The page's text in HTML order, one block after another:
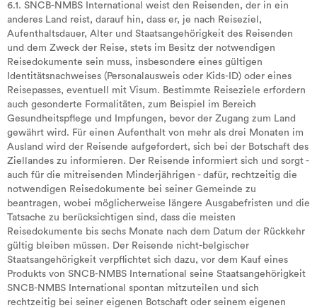
6.1. SNCB-NMBS International weist den Reisenden, der in ein
anderes Land reist, darauf hin, dass er, je nach Reiseziel,
Aufenthaltsdauer, Alter und Staatsangehörigkeit des Reisenden
und dem Zweck der Reise, stets im Besitz der notwendigen
Reisedokumente sein muss, insbesondere eines gültigen
Identitätsnachweises (Personalausweis oder Kids-ID) oder eines
Reisepasses, eventuell mit Visum. Bestimmte Reiseziele erfordern
auch gesonderte Formalitäten, zum Beispiel im Bereich
Gesundheitspflege und Impfungen, bevor der Zugang zum Land
gewährt wird. Für einen Aufenthalt von mehr als drei Monaten im
Ausland wird der Reisende aufgefordert, sich bei der Botschaft des
Ziellandes zu informieren. Der Reisende informiert sich und sorgt -
auch für die mitreisenden Minderjährigen - dafür, rechtzeitig die
notwendigen Reisedokumente bei seiner Gemeinde zu
beantragen, wobei möglicherweise längere Ausgabefristen und die
Tatsache zu berücksichtigen sind, dass die meisten
Reisedokumente bis sechs Monate nach dem Datum der Rückkehr
gültig bleiben müssen. Der Reisende nicht-belgischer
Staatsangehörigkeit verpflichtet sich dazu, vor dem Kauf eines
Produkts von SNCB-NMBS International seine Staatsangehörigkeit
SNCB-NMBS International spontan mitzuteilen und sich
rechtzeitig bei seiner eigenen Botschaft oder seinem eigenen